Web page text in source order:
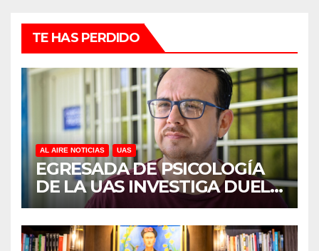
TE HAS PERDIDO
AL AIRE NOTICIAS UAS
EGRESADA DE PSICOLOGÍA
DE LA UAS INVESTIGA DUELO
ANTICIPADO Y SOBRECARGA
EN CUIDADORES DE
ADULTOS MAYORES